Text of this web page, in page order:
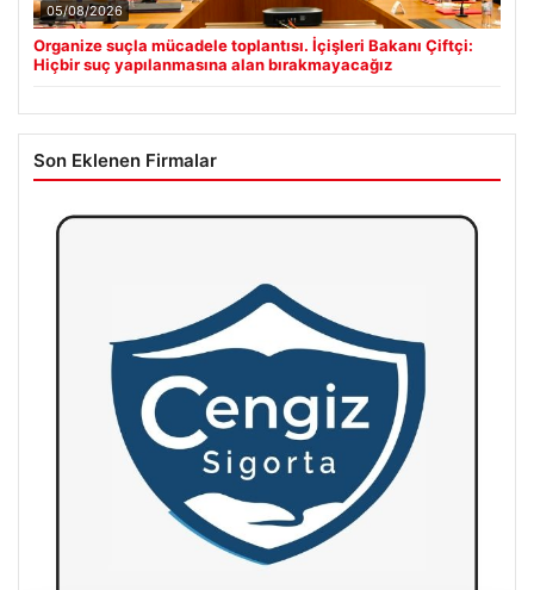
05/08/2026
Organize suçla mücadele toplantısı. İçişleri Bakanı Çiftçi:
Hiçbir suç yapılanmasına alan bırakmayacağız
Son Eklenen Firmalar